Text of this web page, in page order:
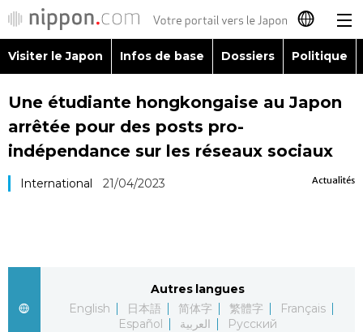
日本語
English
Русский
Visiter le Japon
Visiter le Japon Infos de base Dossiers Politique
Une étudiante hongkongaise au Japon
arrêtée pour des posts pro-
indépendance sur les réseaux sociaux
Actualités
International 21/04/2023
Autres langues
English
日本語 简体字 繁體字
Français
Español
العربية Русский